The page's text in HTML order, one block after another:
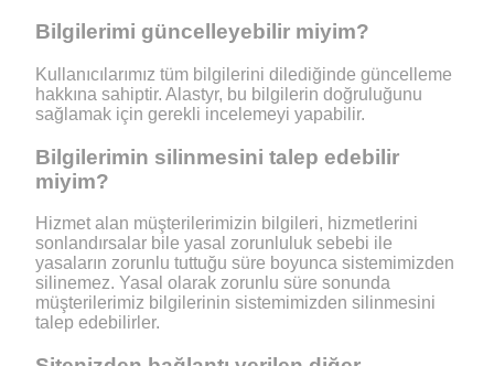
Bilgilerimi güncelleyebilir miyim?
Kullanıcılarımız tüm bilgilerini dilediğinde güncelleme
hakkına sahiptir. Alastyr, bu bilgilerin doğruluğunu
sağlamak için gerekli incelemeyi yapabilir.
Bilgilerimin silinmesini talep edebilir
miyim?
Hizmet alan müşterilerimizin bilgileri, hizmetlerini
sonlandırsalar bile yasal zorunluluk sebebi ile
yasaların zorunlu tuttuğu süre boyunca sistemimizden
silinemez. Yasal olarak zorunlu süre sonunda
müşterilerimiz bilgilerinin sistemimizden silinmesini
talep edebilirler.